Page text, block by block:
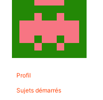
Profil
Sujets démarrés